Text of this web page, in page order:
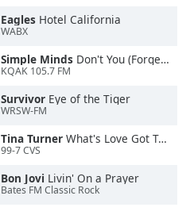
Eagles Hotel California
WABX
Simple Minds Don't You (Forget About Me)
KQAK 105.7 FM
Survivor Eye of the Tiger
WRSW-FM
Tina Turner What's Love Got To Do With It
99-7 CVS
Bon Jovi Livin' On a Prayer
Bates FM Classic Rock